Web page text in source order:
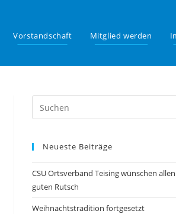
Vorstandschaft Mitglied werden
Neueste Beiträge
CSU Ortsverband Teising wünschen
guten Rutsch
Weihnachtstradition fortgesetzt